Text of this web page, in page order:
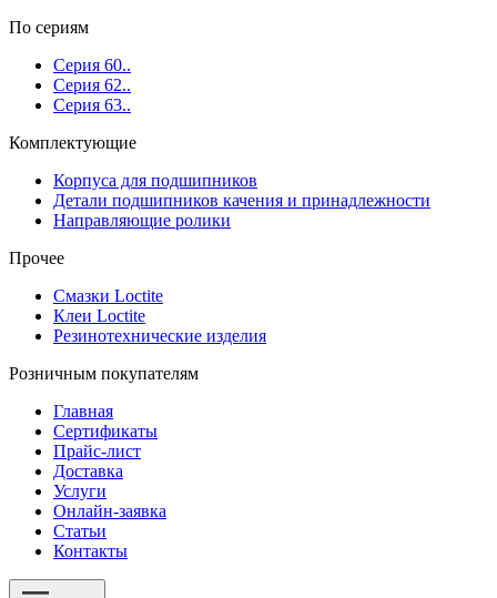
По сериям
Серия 60..
Серия 62..
Серия 63..
Комплектующие
Корпуса для подшипников
Детали подшипников качения и принадлежности
Направляющие ролики
Прочее
Смазки Loctite
Клеи Loctite
Резинотехнические изделия
Розничным покупателям
Главная
Сертификаты
Прайс-лист
Доставка
Услуги
Онлайн-заявка
Статьи
Контакты